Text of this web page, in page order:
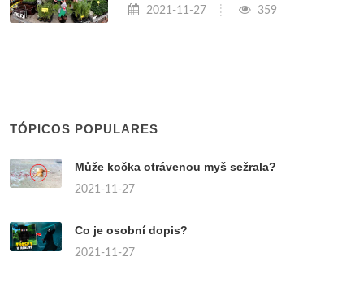
2021-11-27 359
TÓPICOS POPULARES
Může kočka otrávenou myš sežrala?
2021-11-27
Co je osobní dopis?
2021-11-27